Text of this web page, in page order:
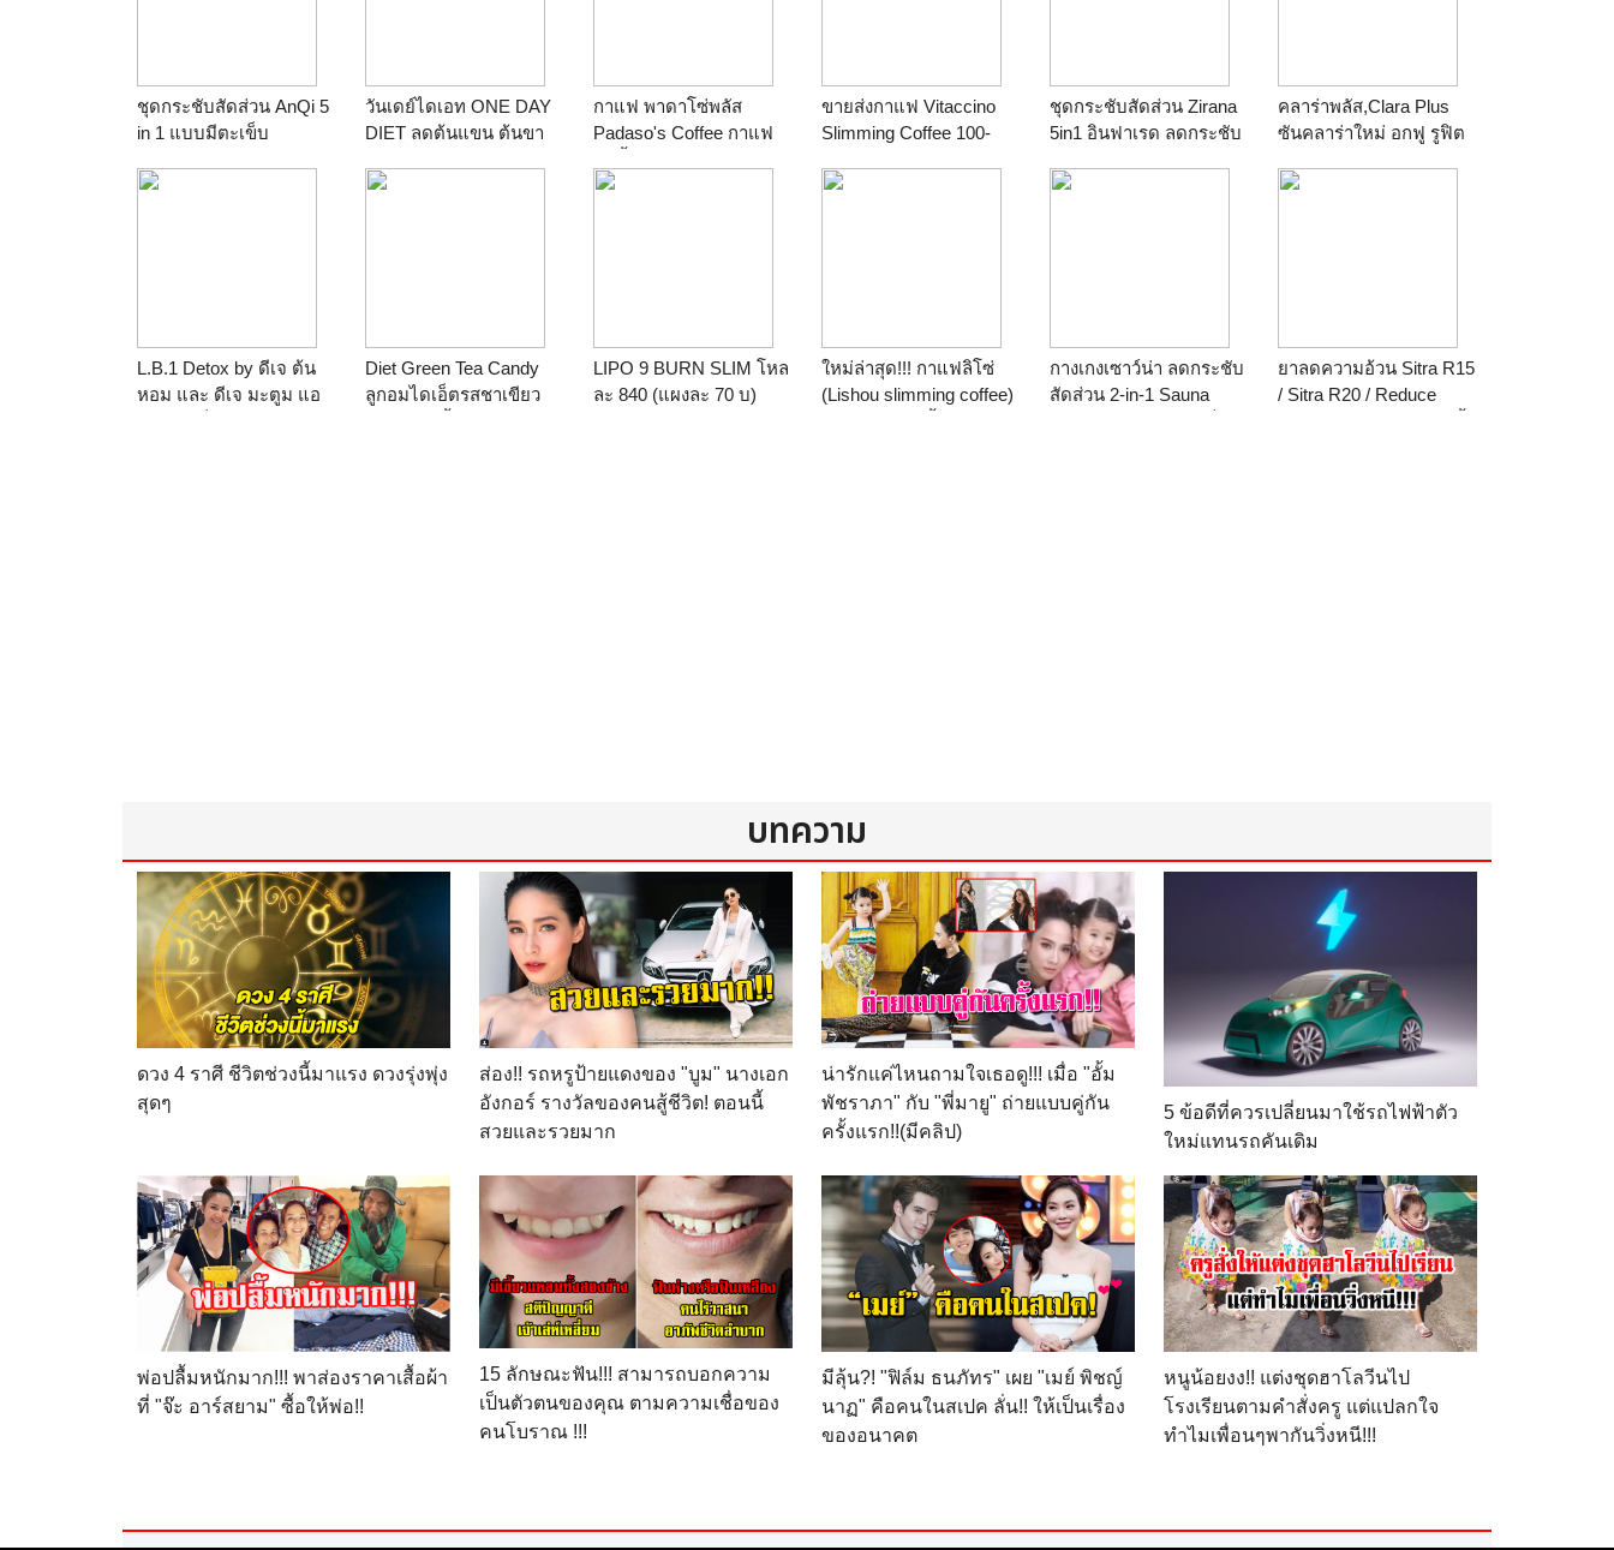
ชุดกระชับสัดส่วน AnQi 5
in 1 แบบมีตะเข็บ
วันเดย์ไดเอท ONE DAY
DIET ลดต้นแขน ต้นขา
กาแฟ พาดาโซ่พลัส
Padaso's Coffee กาแฟ
ขายส่งกาแฟ Vitaccino
Slimming Coffee 100-
ชุดกระชับสัดส่วน Zirana
5in1 อินฟาเรด ลดกระชับ
ตะดข็บ
คลาร่าพลัส,Clara Plus
ซันคลาร่าใหม่ อกฟู รูฟิต
L.B.1 Detox by ดีเจ ต้น
หอม และ ดีเจ มะตูม แอ
Diet Green Tea Candy
ลูกอมไดเอ็ตรสชาเขียว
LIPO 9 BURN SLIM โหล
ละ 840 (แผงละ 70 บ)
ใหม่ล่าสุด!!! กาแฟลิโซ่
(Lishou slimming coffee)
กางเกงเซาว์น่า ลดกระชับ
สัดส่วน 2-in-1 Sauna
ยาลดความอ้วน Sitra R15
/ Sitra R20 / Reduce
บทความ
ดวง 4 ราศี ชีวิตช่วงนี้มาแรง ดวงรุ่งพุ่ง
สุดๆ
ส่อง!! รถหรูป้ายแดงของ "บูม" นางเอก
อังกอร์ รางวัลของคนสู้ชีวิต! ตอนนี้
สวยและรวยมาก
น่ารักแค่ไหนถามใจเธอดู!!! เมื่อ "อั้ม
พัชราภา" กับ "พี่มายู" ถ่ายแบบคู่กัน
ครั้งแรก!!(มีคลิป)
5 ข้อดีที่ควรเปลี่ยนมาใช้รถไฟฟ้าตัว
ใหม่แทนรถคันเดิม
พ่อปลื้มหนักมาก!!! พาส่องราคาเสื้อผ้า
ที่ "จ๊ะ อาร์สยาม" ซื้อให้พ่อ!!
15 ลักษณะฟัน!!! สามารถบอกความ
เป็นตัวตนของคุณ ตามความเชื่อของ
คนโบราณ !!!
มีลุ้น?! "ฟิล์ม ธนภัทร" เผย "เมย์ พิชญ์
นาฏ" คือคนในสเปค ลั่น!! ให้เป็นเรื่อง
ของอนาคต
หนูน้อยงง!! แต่งชุดฮาโลวีนไป
โรงเรียนตามคำสั่งครู แต่แปลกใจ
ทำไมเพื่อนๆพากันวิ่งหนี!!!